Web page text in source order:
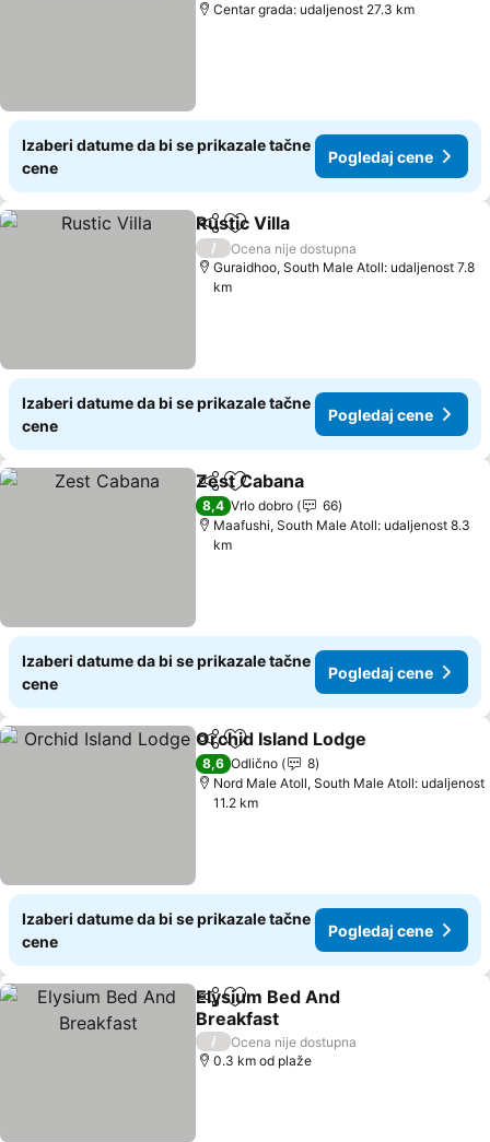
Centar grada: udaljenost 27.3 km
Izaberi datume da bi se prikazale tačne
cene
Pogledaj cene
Deli Dodati u favorite
Rustic Villa
/
Ocena nije dostupna
Guraidhoo, South Male Atoll: udaljenost 7.8
km
Izaberi datume da bi se prikazale tačne
cene
Pogledaj cene
Deli Dodati u favorite
Zest Cabana
8,4 Vrlo dobro
66
Maafushi, South Male Atoll: udaljenost 8.3
km
Izaberi datume da bi se prikazale tačne
cene
Pogledaj cene
Deli Dodati u favorite
Orchid Island Lodge
8,6 Odlično
8
Nord Male Atoll, South Male Atoll: udaljenost
11.2 km
Izaberi datume da bi se prikazale tačne
cene
Pogledaj cene
Deli Dodati u favorite
Elysium Bed And
Breakfast
/
Ocena nije dostupna
0.3 km od plaže